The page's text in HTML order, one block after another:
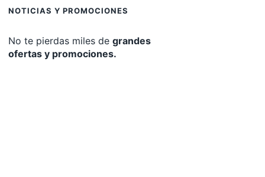
NOTICIAS Y PROMOCIONES
No te pierdas miles degrandes
ofertas y promociones.